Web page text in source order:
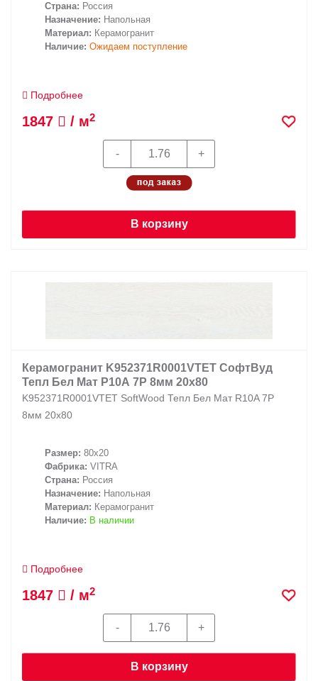
Страна: Россия
Назначение: Напольная
Материал: Керамогранит
Наличие: Ожидаем поступление
Подробнее
1847 / м2
В корзину
Керамогранит K952371R0001VTET СофтВуд
Тепл Бел Мат Р10А 7Р 8мм 20х80
K952371R0001VTET SoftWood Тепл Бел Мат R10A 7Р
8мм 20х80
Размер: 80x20
Фабрика: VITRA
Страна: Россия
Назначение: Напольная
Материал: Керамогранит
Наличие: В наличии
Подробнее
1847 / м2
В корзину